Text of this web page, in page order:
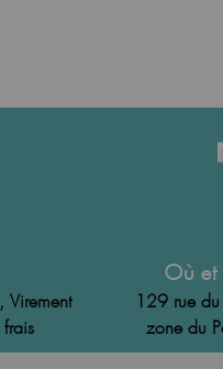
Virement
Où et
129 rue
zone du